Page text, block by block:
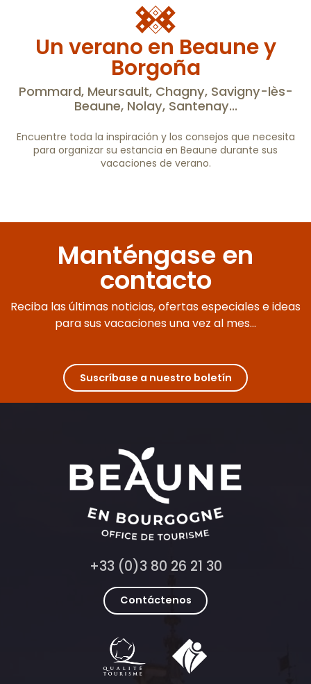
Hôtel Mercure Beaune Centre ****
Hôtel voco Beaune - Cité des Vins
Golf Hôtel Colvert
Novotel Beaune
Ibis Beaune Sud - La Ferme aux Vins
Hôtel Ibis Beaune Centre
Un verano en Beaune y
Borgoña
Pommard, Meursault, Chagny, Savigny-lès-
Beaune, Nolay, Santenay...
Encuentre toda la inspiración y los consejos que necesita
para organizar su estancia en Beaune durante sus
vacaciones de verano.
Manténgase en
contacto
Reciba las últimas noticias, ofertas especiales e ideas
para sus vacaciones una vez al mes...
Suscríbase a nuestro boletín
+33 (0)3 80 26 21 30
Contáctenos